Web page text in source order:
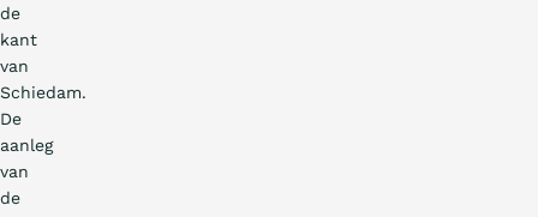
de
kant
van
Schiedam.
De
aanleg
van
de